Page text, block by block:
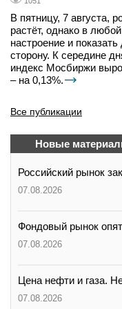
В пятницу, 7 августа,
растёт, однако в
настроение и
сторону. К середине
индекс Мосбиржи
– на 0,13%.
Все публикации
Новые
Российский рынок
07.08.2026
Фондовый рынок
07.08.2026
Цена нефти и газа.
07.08.2026